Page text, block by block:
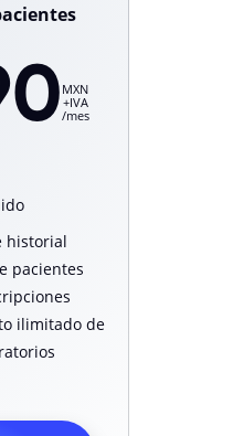
MXN
+IVA
/mes
historial
pacientes
ilimitado de